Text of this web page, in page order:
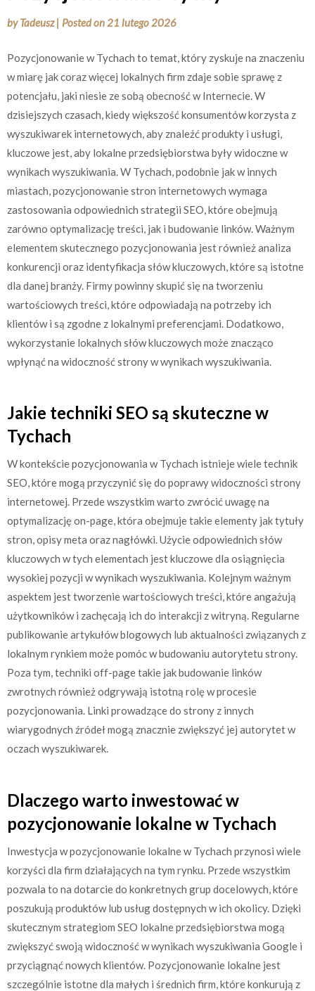
byTadeusz | Posted on21 lutego 2026
Pozycjonowanie w Tychach to temat, który zyskuje na znaczeniu
w miarę jak coraz więcej lokalnych firm zdaje sobie sprawę z
potencjału, jaki niesie ze sobą obecność w Internecie. W
dzisiejszych czasach, kiedy większość konsumentów korzysta z
wyszukiwarek internetowych, aby znaleźć produkty i usługi,
kluczowe jest, aby lokalne przedsiębiorstwa były widoczne w
wynikach wyszukiwania. W Tychach, podobnie jak w innych
miastach, pozycjonowanie stron internetowych wymaga
zastosowania odpowiednich strategii SEO, które obejmują
zarówno optymalizację treści, jak i budowanie linków. Ważnym
elementem skutecznego pozycjonowania jest również analiza
konkurencji oraz identyfikacja słów kluczowych, które są istotne
dla danej branży. Firmy powinny skupić się na tworzeniu
wartościowych treści, które odpowiadają na potrzeby ich
klientów i są zgodne z lokalnymi preferencjami. Dodatkowo,
wykorzystanie lokalnych słów kluczowych może znacząco
wpłynąć na widoczność strony w wynikach wyszukiwania.
Jakie techniki SEO są skuteczne w
Tychach
W kontekście pozycjonowania w Tychach istnieje wiele technik
SEO, które mogą przyczynić się do poprawy widoczności strony
internetowej. Przede wszystkim warto zwrócić uwagę na
optymalizację on-page, która obejmuje takie elementy jak tytuły
stron, opisy meta oraz nagłówki. Użycie odpowiednich słów
kluczowych w tych elementach jest kluczowe dla osiągnięcia
wysokiej pozycji w wynikach wyszukiwania. Kolejnym ważnym
aspektem jest tworzenie wartościowych treści, które angażują
użytkowników i zachęcają ich do interakcji z witryną. Regularne
publikowanie artykułów blogowych lub aktualności związanych z
lokalnym rynkiem może pomóc w budowaniu autorytetu strony.
Poza tym, techniki off-page takie jak budowanie linków
zwrotnych również odgrywają istotną rolę w procesie
pozycjonowania. Linki prowadzące do strony z innych
wiarygodnych źródeł mogą znacznie zwiększyć jej autorytet w
oczach wyszukiwarek.
Dlaczego warto inwestować w
pozycjonowanie lokalne w Tychach
Inwestycja w pozycjonowanie lokalne w Tychach przynosi wiele
korzyści dla firm działających na tym rynku. Przede wszystkim
pozwala to na dotarcie do konkretnych grup docelowych, które
poszukują produktów lub usług dostępnych w ich okolicy. Dzięki
skutecznym strategiom SEO lokalne przedsiębiorstwa mogą
zwiększyć swoją widoczność w wynikach wyszukiwania Google i
przyciągnąć nowych klientów. Pozycjonowanie lokalne jest
szczególnie istotne dla małych i średnich firm, które konkurują z